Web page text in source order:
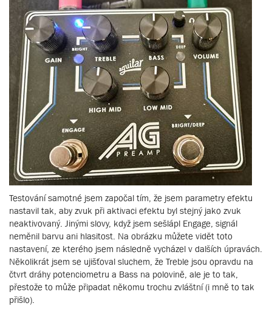
Testování samotné jsem započal tím, že jsem parametry efektu
nastavil tak, aby zvuk při aktivaci efektu byl stejný jako zvuk
neaktivovaný. Jinými slovy, když jsem sešlápl Engage, signál
neměnil barvu ani hlasitost. Na obrázku můžete vidět toto
nastavení, ze kterého jsem následně vycházel v dalších úpravách.
Několikrát jsem se ujišťoval sluchem, že Treble jsou opravdu na
čtvrt dráhy potenciometru a Bass na polovině, ale je to tak,
přestože to může připadat někomu trochu zvláštní (i mně to tak
přišlo).